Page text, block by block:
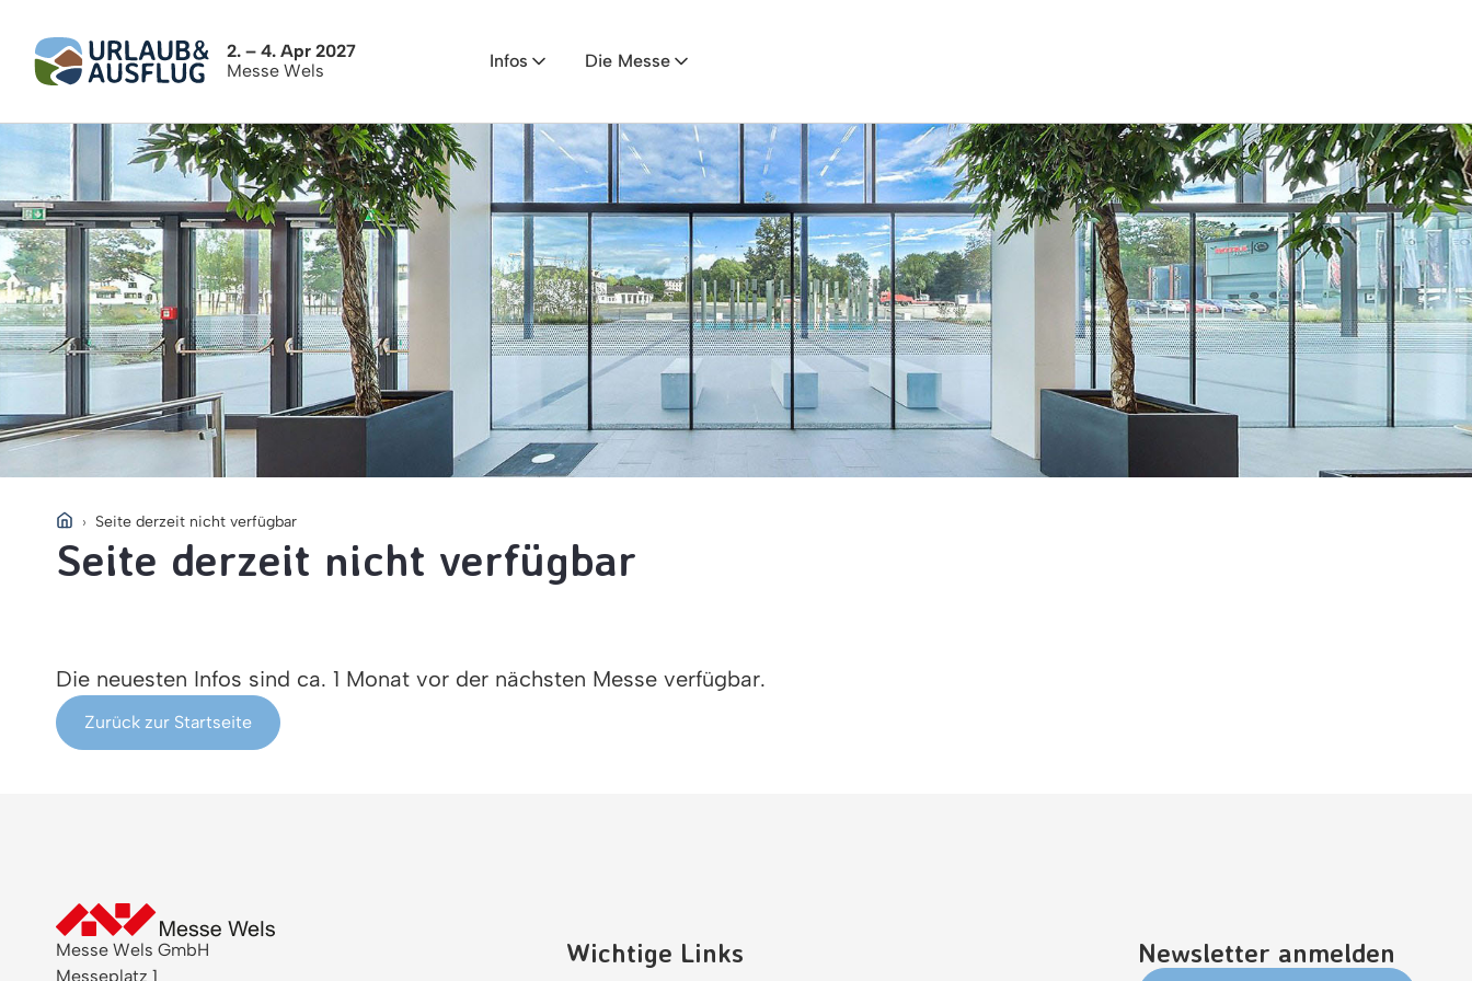
2. – 4. Apr 2027
Messe Wels
Infos Die Messe
Seite derzeit nicht verfügbar
Seite derzeit nicht verfügbar
Die neuesten Infos sind ca. 1 Monat vor der nächsten Messe verfügbar.
Zurück zur Startseite
Messe Wels GmbH
Messeplatz 1
Wichtige Links Newsletter anmelden